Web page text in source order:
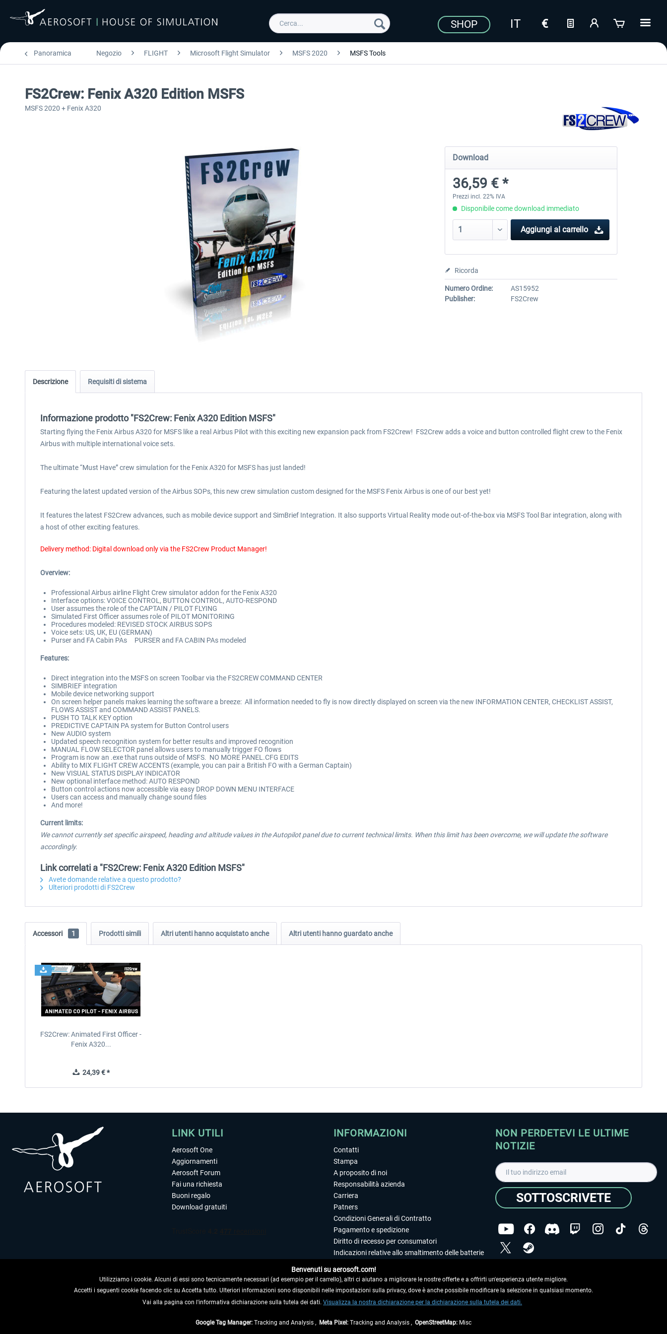
SHOP
Panoramica Negozio FLIGHT Microsoft Flight Simulator MSFS 2020 MSFS Tools
FS2Crew: Fenix A320 Edition MSFS
MSFS 2020 + Fenix A320
Download
36,59 € *
Prezzi incl. 22% IVA
Disponibile come download immediato
Aggiungi al carrello
Ricorda
Numero Ordine:
AS15952
Publisher:
FS2Crew
Descrizione Requisiti di sistema
Informazione prodotto "FS2Crew: Fenix A320 Edition MSFS"
Starting flying the Fenix Airbus A320 for MSFS like a real Airbus Pilot with this exciting new expansion pack from FS2Crew! FS2Crew adds a voice and button controlled flight crew to the Fenix
Airbus with multiple international voice sets.
The ultimate “Must Have” crew simulation for the Fenix A320 for MSFS has just landed!
Featuring the latest updated version of the Airbus SOPs, this new crew simulation custom designed for the MSFS Fenix Airbus is one of our best yet!
It features the latest FS2Crew advances, such as mobile device support and SimBrief Integration. It also supports Virtual Reality mode out-of-the-box via MSFS Tool Bar integration, along with
a host of other exciting features.
Delivery method: Digital download only via the FS2Crew Product Manager!
Overview:
Professional Airbus airline Flight Crew simulator addon for the Fenix A320
Interface options: VOICE CONTROL, BUTTON CONTROL, AUTO-RESPOND
User assumes the role of the CAPTAIN / PILOT FLYING
Simulated First Officer assumes role of PILOT MONITORING
Procedures modeled: REVISED STOCK AIRBUS SOPS
Voice sets: US, UK, EU (GERMAN)
Purser and FA Cabin PAs PURSER and FA CABIN PAs modeled
Features:
Direct integration into the MSFS on screen Toolbar via the FS2CREW COMMAND CENTER
SIMBRIEF integration
Mobile device networking support
On screen helper panels makes learning the software a breeze: All information needed to fly is now directly displayed on screen via the new INFORMATION CENTER, CHECKLIST ASSIST,
FLOWS ASSIST and COMMAND ASSIST PANELS.
PUSH TO TALK KEY option
PREDICTIVE CAPTAIN PA system for Button Control users
New AUDIO system
Updated speech recognition system for better results and improved recognition
MANUAL FLOW SELECTOR panel allows users to manually trigger FO flows
Program is now an .exe that runs outside of MSFS. NO MORE PANEL.CFG EDITS
Ability to MIX FLIGHT CREW ACCENTS (example, you can pair a British FO with a German Captain)
New VISUAL STATUS DISPLAY INDICATOR
New optional interface method: AUTO RESPOND
Button control actions now accessible via easy DROP DOWN MENU INTERFACE
Users can access and manually change sound files
And more!
Current limits:
We cannot currently set specific airspeed, heading and altitude values in the Autopilot panel due to current technical limits. When this limit has been overcome, we will update the software
accordingly.
Link correlati a "FS2Crew: Fenix A320 Edition MSFS"
Avete domande relative a questo prodotto?
Ulteriori prodotti di FS2Crew
Accessori 1 Prodotti simili Altri utenti hanno acquistato anche Altri utenti hanno guardato anche
FS2Crew: Animated First Officer -
Fenix A320...
24,39 € *
LINK UTILI
Aerosoft One
Aggiornamenti
Aerosoft Forum
Fai una richiesta
Buoni regalo
Download gratuiti
RECEDERE DAL CONTRATTO
INFORMAZIONI
Contatti
Stampa
A proposito di noi
Responsabilità azienda
Carriera
Patners
Condizioni Generali di Contratto
Pagamento e spedizione
Diritto di recesso per consumatori
Indicazioni relative allo smaltimento delle batterie
Editoriale
NON PERDETEVI LE ULTIME
NOTIZIE
SOTTOSCRIVETE
dei dati.
Copyright © Aerosoft GmbH. Tutti i diritti riservati.
Benvenuti su aerosoft.com!
Utilizziamo i cookie. Alcuni di essi sono tecnicamente necessari (ad esempio per il carrello), altri ci aiutano a migliorare le nostre offerte e a offrirti un'esperienza utente migliore.
Accetti i seguenti cookie facendo clic su Accetta tutto. Ulteriori informazioni sono disponibili nelle impostazioni sulla privacy, dove è anche possibile modificare la selezione in qualsiasi momento.
Vai alla pagina con l'informativa dichiarazione sulla tutela dei dati. Visualizza la nostra dichiarazione per la dichiarazione sulla tutela dei dati.
Google Tag Manager: Tracking and Analysis , Meta Pixel: Tracking and Analysis , OpenStreetMap: Misc